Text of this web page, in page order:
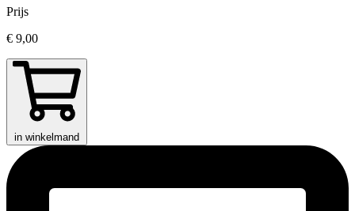
Prijs
€ 9,00
in winkelmand